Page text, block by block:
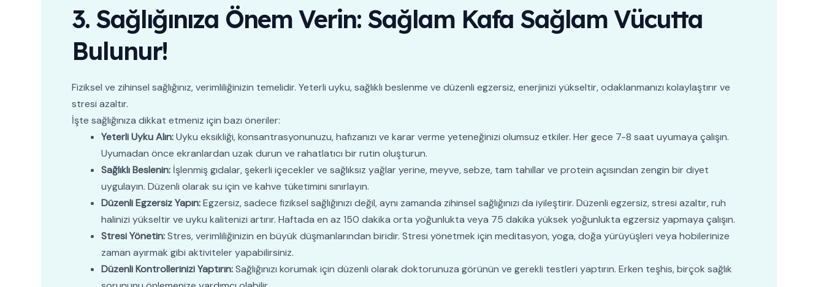
3. Sağlığınıza Önem Verin: Sağlam Kafa Sağlam Vücutta
Bulunur!
Fiziksel ve zihinsel sağlığınız, verimliliğinizin temelidir. Yeterli uyku, sağlıklı beslenme ve düzenli egzersiz, enerjinizi yükseltir, odaklanmanızı kolaylaştırır ve
stresi azaltır.
İşte sağlığınıza dikkat etmeniz için bazı öneriler:
Yeterli Uyku Alın:Uyku eksikliği, konsantrasyonunuzu, hafızanızı ve karar verme yeteneğinizi olumsuz etkiler. Her gece 7-8 saat uyumaya çalışın.
Uyumadan önce ekranlardan uzak durun ve rahatlatıcı bir rutin oluşturun.
Sağlıklı Beslenin: İşlenmiş gıdalar, şekerli içecekler ve sağlıksız yağlar yerine, meyve, sebze, tam tahıllar ve protein açısından zengin bir diyet
uygulayın. Düzenli olarak su için ve kahve tüketimini sınırlayın.
Düzenli Egzersiz Yapın:Egzersiz, sadece fiziksel sağlığınızı değil, aynı zamanda zihinsel sağlığınızı da iyileştirir. Düzenli egzersiz, stresi azaltır, ruh
halinizi yükseltir ve uyku kalitenizi artırır. Haftada en az 150 dakika orta yoğunlukta veya 75 dakika yüksek yoğunlukta egzersiz yapmaya çalışın.
Stresi Yönetin:Stres, verimliliğinizin en büyük düşmanlarından biridir. Stresi yönetmek için meditasyon, yoga, doğa yürüyüşleri veya hobilerinize
zaman ayırmak gibi aktiviteler yapabilirsiniz.
Düzenli Kontrollerinizi Yaptırın:Sağlığınızı korumak için düzenli olarak doktorunuza görünün ve gerekli testleri yaptırın. Erken teşhis, birçok sağlık